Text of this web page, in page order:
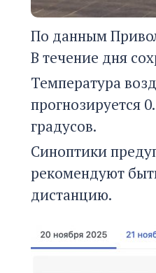
По данным
В течение дня
Температура
прогнозируется
градусов.
Синоптики
рекомендуют
дистанцию.